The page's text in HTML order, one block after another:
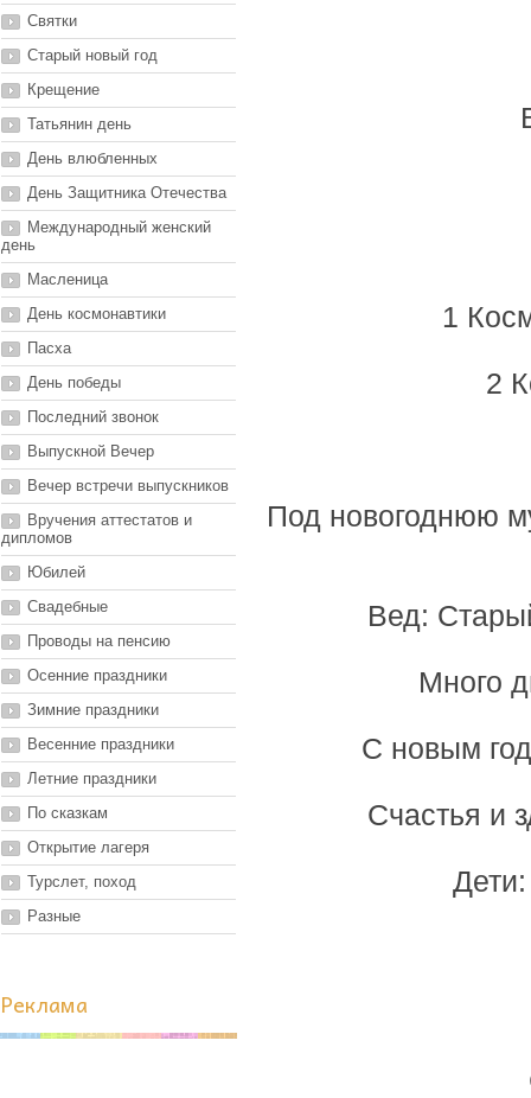
Святки
Старый новый год
Крещение
Татьянин день
День влюбленных
День Защитника Отечества
Международный женский
день
Масленица
День космонавтики
Пасха
День победы
Последний звонок
Выпускной Вечер
Вечер встречи выпускников
Вручения аттестатов и
дипломов
Юбилей
Свадебные
Проводы на пенсию
Осенние праздники
Зимние праздники
Весенние праздники
Летние праздники
По сказкам
Открытие лагеря
Турслет, поход
Разные
Реклама
1
2
Под новогоднюю
Вед:
Много
С новым
Счастья и